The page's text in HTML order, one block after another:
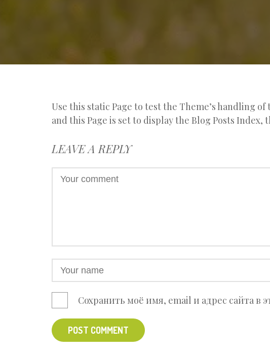
Use this static Page to test the Theme’s handling
and this Page is set to display the Blog Posts
LEAVE A REPLY
Сохранить моё имя, email и адрес сайта в
POST COMMENT